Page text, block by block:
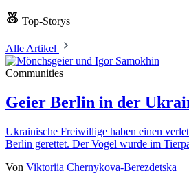
Top-Storys
Alle Artikel
Communities
Geier Berlin in der
Ukrainische Freiwillige haben einen
Berlin gerettet. Der Vogel wurde im
Von Viktoriia Chernykova-Berezdetska